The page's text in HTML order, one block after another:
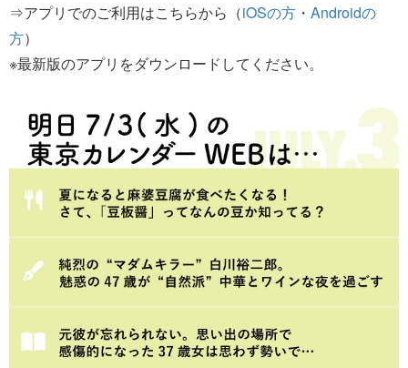
⇒アプリでのご利用はこちらから（iOSの方 ・ Androidの
方）
※最新版のアプリをダウンロードしてください。